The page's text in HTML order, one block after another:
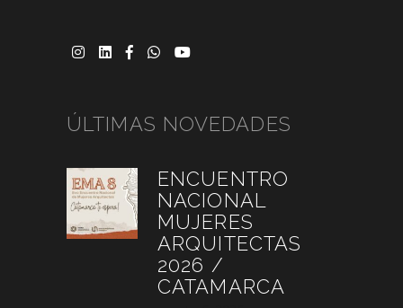
ÚLTIMAS NOVEDADES
ENCUENTRO
NACIONAL
MUJERES
ARQUITECTAS
2026 /
CATAMARCA